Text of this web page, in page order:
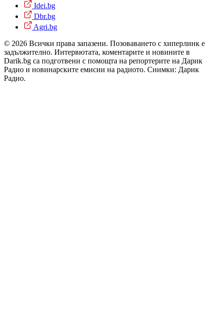
Idei.bg
Dbr.bg
Agri.bg
© 2026 Всички права запазени. Позоваването с хиперлинк е
задължително. Интервютата, коментарите и новините в
Darik.bg са подготвени с помощта на репортерите на Дарик
Радио и новинарските емисии на радиото. Снимки: Дарик
Радио.